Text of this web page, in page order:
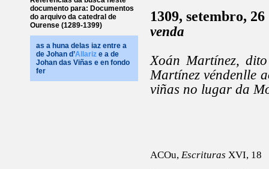
documento para: Documentos
do arquivo da catedral de
Ourense (1289-1399)
as a huna delas iaz entre a
de Johan d’Allariz e a de
Johan das Viñas e en fondo
fer
1309, setembro, 26
venda
Xoán Martínez,
Martínez véndenlle
viñas no lugar da
ACOu, Escrituras XVI, 18